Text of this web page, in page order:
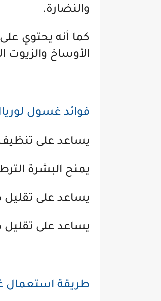
والنضارة.
كما أنه يحتوي
الأوساخ والزيوت
فوائد غسول
يساعد على تنظيف
يمنح البشرة
يساعد على
يساعد على
طريقة استعمال